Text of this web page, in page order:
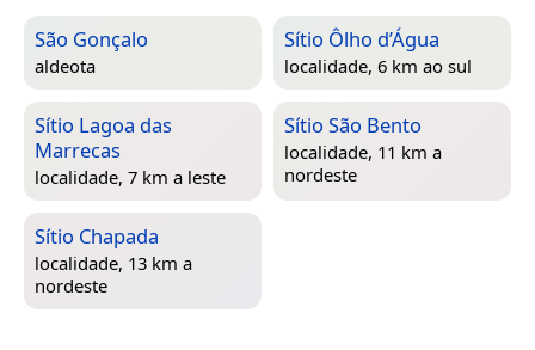
São Gonçalo
aldeota
Sítio Ôlho d’Água
localidade, 6 km ao sul
Sítio Lagoa das
Marrecas
localidade, 7 km a leste
Sítio São Bento
localidade, 11 km a
nordeste
Sítio Chapada
localidade, 13 km a
nordeste